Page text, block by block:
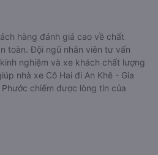
hàng đánh giá cao về chất
toàn. Đội ngũ nhân viên tư vấn
nghiệm và xe khách chất lượng
nhà xe Cô Hai đi An Khê - Gia
chiếm được lòng tin của